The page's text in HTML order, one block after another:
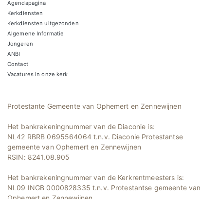
Agendapagina
Kerkdiensten
Kerkdiensten uitgezonden
Algemene Informatie
Jongeren
ANBI
Contact
Vacatures in onze kerk
Protestante Gemeente van Ophemert en Zennewijnen
Het bankrekeningnummer van de Diaconie is:
NL42 RBRB 0695564064 t.n.v. Diaconie Protestantse
gemeente van Ophemert en Zennewijnen
RSIN: 8241.08.905
Het bankrekeningnummer van de Kerkrentmeesters is:
NL09 INGB 0000828335 t.n.v. Protestantse gemeente van